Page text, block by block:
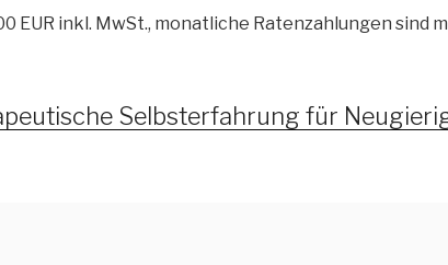
EUR inkl. MwSt., monatliche Ratenzahlungen sind
Selbsterfahrung für